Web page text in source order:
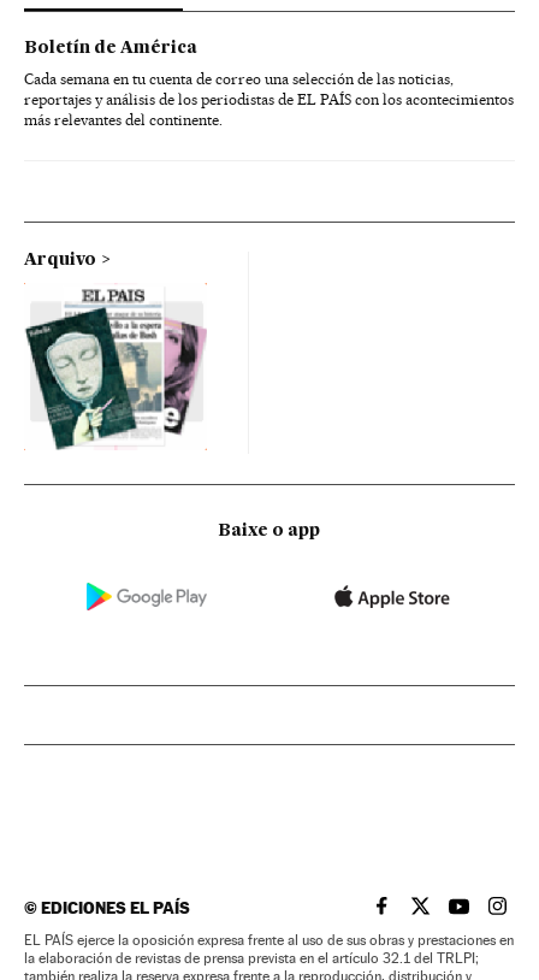
Boletín de América
Cada semana en tu cuenta de correo una selección de las noticias,
reportajes y análisis de los periodistas de EL PAÍS con los acontecimientos
más relevantes del continente.
Arquivo
Baixe o app
©EDICIONES EL PAÍS EL PAÍS BRASIL EN
EL PAÍSEL PAÍS
EL
EL PAÍS ejerce la oposición expresa frente al uso de sus obras y prestaciones en
la elaboración de revistas de prensa prevista en el artículo 32.1 del TRLPI;